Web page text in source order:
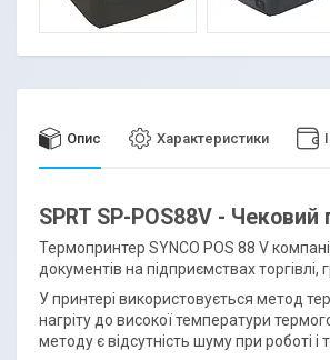
Опис Характеристики
SPRT SP-POS88V - Чековий
Термопринтер SYNCO POS 88 V
документів на підприємствах
У принтері використовується метод
нагріту до високої температури
методу є відсутність шуму при роботі